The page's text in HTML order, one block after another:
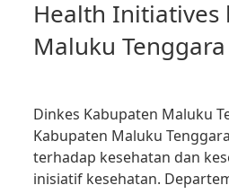
Health Initiatives
Maluku
Dinkes Kabupaten Maluku
Kabupaten Maluku
terhadap kesehatan dan
inisiatif kesehatan.